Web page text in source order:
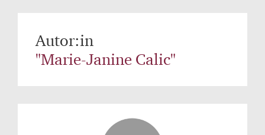
Autor:in
"Marie-Janine Calic"